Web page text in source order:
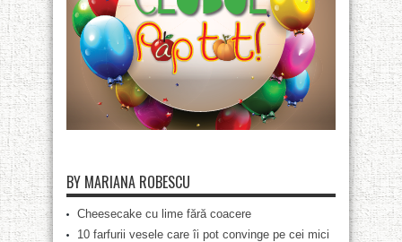
BY MARIANA ROBESCU
Cheesecake cu lime fără coacere
10 farfurii vesele care îi pot convinge pe cei mici